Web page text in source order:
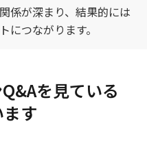
係が深まり、結果的には
につながります。
を見ている
す